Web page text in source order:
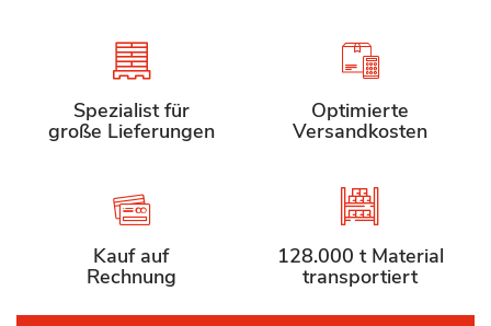
Spezialist für
große Lieferungen
Optimierte
Versandkosten
Kauf auf
Rechnung
128.000 t Material
transportiert